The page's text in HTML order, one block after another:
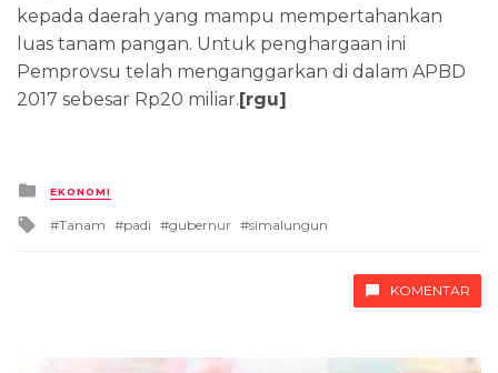
kepada daerah yang mampu mempertahankan
luas tanam pangan. Untuk penghargaan ini
Pemprovsu telah menganggarkan di dalam APBD
2017 sebesar Rp20 miliar.[rgu]
Posted
in
EKONOMI
Tagged
Tanam padi gubernur simalungun
KOMENTAR